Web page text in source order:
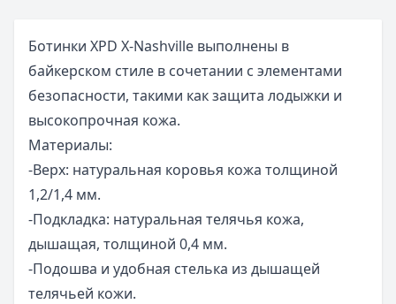
Ботинки XPD X-Nashville выполнены в
байкерском стиле в сочетании с элементами
безопасности, такими как защита лодыжки и
высокопрочная кожа.
Материалы:
-Верх: натуральная коровья кожа толщиной
1,2/1,4 мм.
-Подкладка: натуральная телячья кожа,
дышащая, толщиной 0,4 мм.
-Подошва и удобная стелька из дышащей
телячьей кожи.